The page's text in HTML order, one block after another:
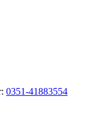
0351-41883554